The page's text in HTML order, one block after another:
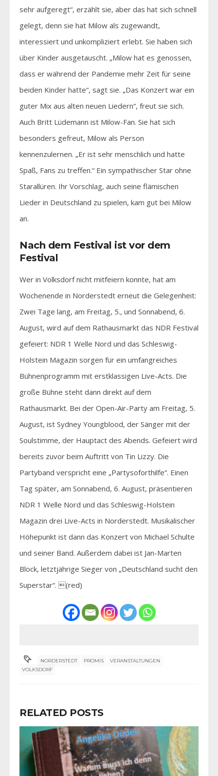
sehr aufgeregt“, erzählt sie, aber das hat sich schnell
gelegt, denn sie hat Milow als zugewandt,
interessiert und unkompliziert erlebt. Sie haben sich
über Kinder ausgetauscht. „Milow hat es genossen,
dass er während der Pandemie mehr Zeit für seine
beiden Kinder hatte“, sagt sie. „Das Konzert war ein
guter Mix aus alten neuen Liedern“, freut sie sich.
Auch Britt Lüdemann ist Milow-Fan. Sie hat sich
besonders gefreut, Milow als Person
kennenzulernen. „Er ist sehr menschlich und hatte
Spaß, Fans zu treffen.“ Ein sympathischer Star ohne
Starallüren. Ihr Vorschlag, auch seine flämischen
Lieder in Deutschland zu spielen, kam gut bei Milow
an.
Nach dem Festival ist vor dem
Festival
Wer in Volksdorf nicht mitfeiern konnte, hat am
Wochenende in Norderstedt erneut die Gelegenheit:
Zwei Tage lang, am Freitag, 5., und Sonnabend, 6.
August, wird auf dem Rathausmarkt das NDR Festival
gefeiert: NDR 1 Welle Nord und das Schleswig-
Holstein Magazin sorgen für ein umfangreiches
Bühnenprogramm mit erstklassigen Live-Acts. Die
große Bühne steht dann direkt auf dem
Rathausmarkt. Bei der Open-Air-Party am Freitag, 5.
August, ist Sydney Youngblood, der Sänger mit der
Soulstimme, der Hauptact des Abends. Gefeiert wird
bereits zuvor beim Auftritt von Tin Lizzy. Die
Partyband verspricht eine „Partysoforthilfe“. Einen
Tag später, am Sonnabend, 6. August, präsentieren
NDR 1 Welle Nord und das Schleswig-Holstein
Magazin drei Live-Acts in Norderstedt. Musikalischer
Höhepunkt ist dann das Konzert von Michael Schulte
und seiner Band. Außerdem dabei ist Jan-Marten
Block, letztjährige Sieger von „Deutschland sucht den
Superstar“. (red)
NORDERSTEDT PROMIS
VERANSTALTUNGEN
VOLKSDORF
RELATED POSTS